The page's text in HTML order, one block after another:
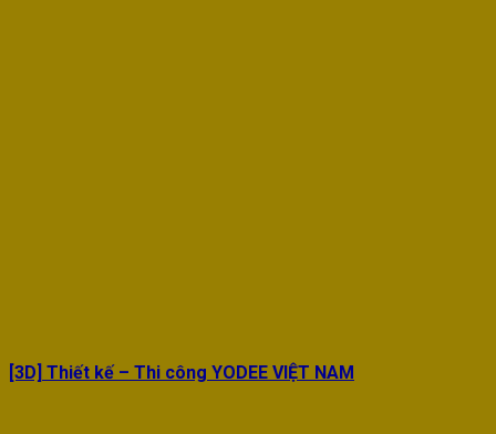
[3D] Thiết kế – Thi công YODEE VIỆT NAM